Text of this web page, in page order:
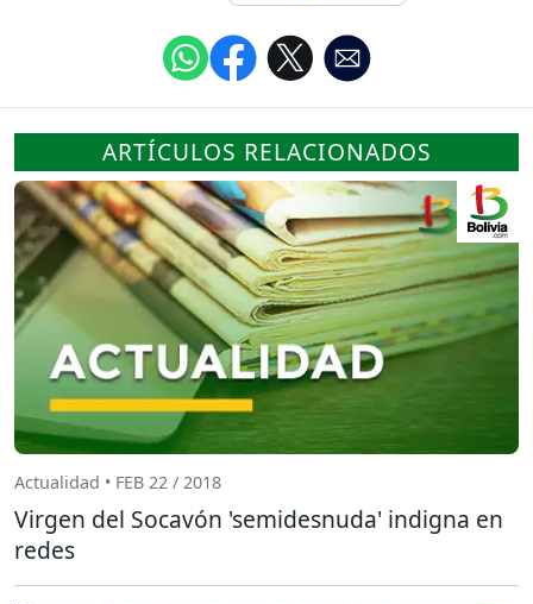
ARTÍCULOS RELACIONADOS
Actualidad • FEB 22 / 2018
Virgen del Socavón 'semidesnuda' indigna en
redes